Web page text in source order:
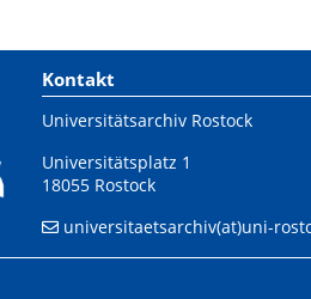
Kontakt
Universitätsarchiv Rostock
Universitätsplatz 1
18055 Rostock
universitaetsarchiv(at)uni-